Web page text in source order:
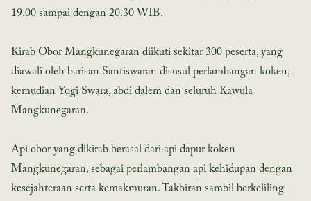
19.00 sampai dengan 20.30 WIB.
Kirab Obor Mangkunegaran diikuti sekitar 300 peserta, yang
diawali oleh barisan Santiswaran disusul perlambangan koken,
kemudian Yogi Swara, abdi dalem dan seluruh Kawula
Mangkunegaran.
Api obor yang dikirab berasal dari api dapur koken
Mangkunegaran, sebagai perlambangan api kehidupan dengan
kesejahteraan serta kemakmuran. Takbiran sambil berkeliling